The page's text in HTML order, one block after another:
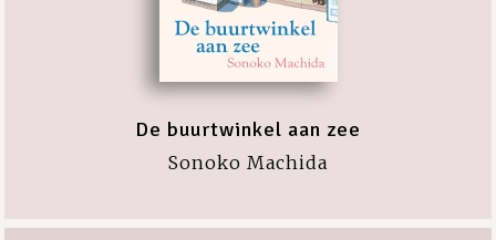
De buurtwinkel aan zee
Sonoko Machida